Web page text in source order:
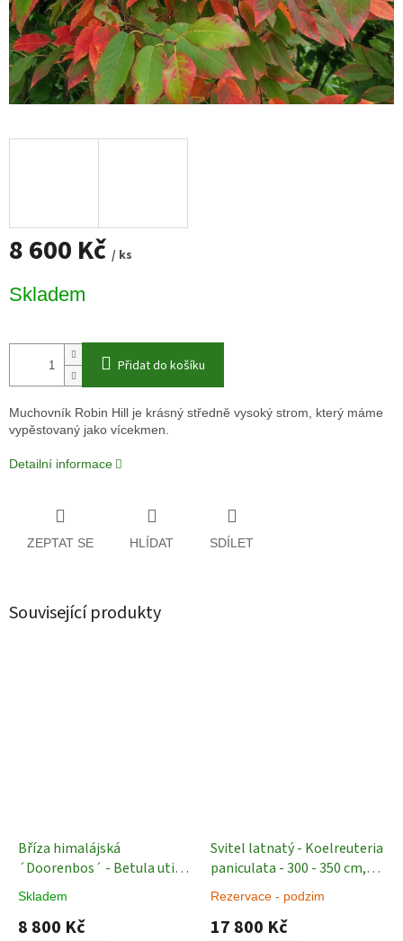
8 600 Kč / ks
cena:
Skladem
Přidat do košíku
Muchovník Robin Hill je krásný středně vysoký strom, který máme
vypěstovaný jako vícekmen.
Detailní informace
ZEPTAT SE HLÍDAT SDÍLET
Související produkty
Bříza himalájská
´Doorenbos´ - Betula utilis
- vícekmen - 200 - 250 cm
Skladem
8 800 Kč
Svitel latnatý - Koelreuteria
paniculata - 300 - 350 cm,
vícekmen Exkluziv
vzrostlé stromy
Rezervace - podzim
17 800 Kč